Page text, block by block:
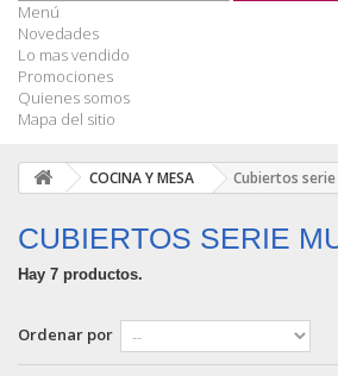
Menú
Novedades
Lo mas vendido
Promociones
Quienes somos
Mapa del sitio
COCINA Y MESA Cubiertos
CUBIERTOS SERIE
Hay 7 productos.
Ordenar por